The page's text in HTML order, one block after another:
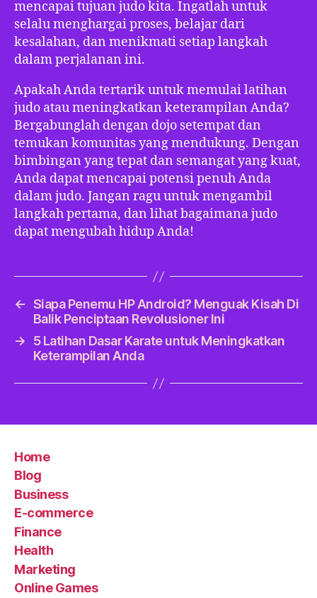
mencapai tujuan judo kita. Ingatlah untuk
selalu menghargai proses, belajar dari
kesalahan, dan menikmati setiap langkah
dalam perjalanan ini.
Apakah Anda tertarik untuk memulai latihan
judo atau meningkatkan keterampilan Anda?
Bergabunglah dengan dojo setempat dan
temukan komunitas yang mendukung. Dengan
bimbingan yang tepat dan semangat yang kuat,
Anda dapat mencapai potensi penuh Anda
dalam judo. Jangan ragu untuk mengambil
langkah pertama, dan lihat bagaimana judo
dapat mengubah hidup Anda!
← Siapa Penemu HP Android? Menguak Kisah Di
Balik Penciptaan Revolusioner Ini
→
5 Latihan Dasar Karate untuk Meningkatkan
Keterampilan Anda
Home
Blog
Business
E-commerce
Finance
Health
Marketing
Online Games